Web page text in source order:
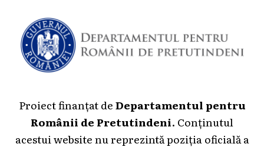
Proiect finanțat deDepartamentul pentru
Românii de Pretutindeni. Conținutul
acestui website nu reprezintă poziția oficială a